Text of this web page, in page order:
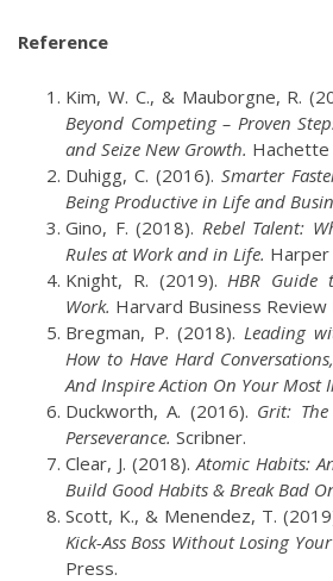
Reference
Kim, W. C., & Mauborgne, R.
Beyond Competing – Proven
and Seize New Growth. Hachette
Duhigg, C. (2016). Smarter
Being Productive in Life and
Gino, F. (2018). Rebel Talent:
Rules at Work and in Life. Harper
Knight, R. (2019). HBR Guide
Work. Harvard Business Review
Bregman, P. (2018). Leading
How to Have Hard
And Inspire Action On Your Most
Duckworth, A. (2016). Grit:
Perseverance. Scribner.
Clear, J. (2018). Atomic Habits:
Build Good Habits & Break Bad
Scott, K., & Menendez, T.
Kick-Ass Boss Without Losing
Press.